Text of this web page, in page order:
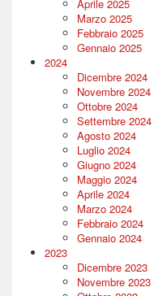
Aprile 2025
Marzo 2025
Febbraio 2025
Gennaio 2025
2024
Dicembre 2024
Novembre 2024
Ottobre 2024
Settembre 2024
Agosto 2024
Luglio 2024
Giugno 2024
Maggio 2024
Aprile 2024
Marzo 2024
Febbraio 2024
Gennaio 2024
2023
Dicembre 2023
Novembre 2023